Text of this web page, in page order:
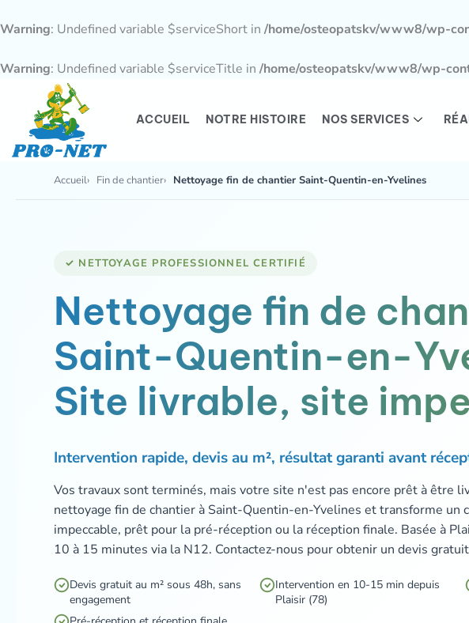
Warning: Undefined variable $serviceShort in /home/osteopatskv/www8/wp-
Warning: Undefined variable $serviceTitle in /home/osteopatskv/www8/wp-
au
ACCUEIL NOTRE HISTOIRE NOS SERVICES
Accueil Fin de chantier Nettoyage fin de chantier Saint-Quentin-en-Yvelines
✓ NETTOYAGE PROFESSIONNEL CERTIFIÉ
Nettoyage fin de
Saint-Quentin-en-
Site livrable, site
Intervention rapide, devis au m², résultat garanti avant
Vos travaux sont terminés, mais votre site n'est pas encore prêt à être
nettoyage fin de chantier à Saint-Quentin-en-Yvelines et transforme un
impeccable, prêt pour la pré-réception ou la réception finale. Basée à
10 à 15 minutes via la N12. Contactez-nous pour obtenir un devis
Devis gratuit au m² sous 48h, sans
engagement
Intervention en 10-15 min depuis
Plaisir (78)